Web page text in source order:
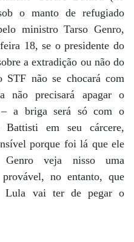
o manto de refugiado
ministro Tarso Genro,
18, se o presidente do
a extradição ou não do
não se chocará com
não precisará apagar o
– a briga será só com o
em seu cárcere,
porque foi lá que ele
Genro veja nisso uma
no entanto, que
Lula vai ter de pegar o